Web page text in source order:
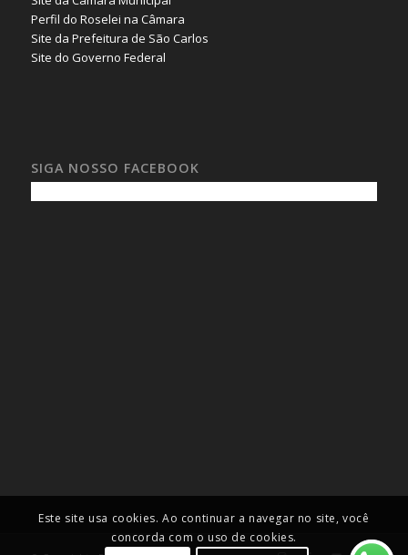
Perfil do Roselei na Câmara
Site da Prefeitura de São Carlos
Site do Governo Federal
SIGA NOSSO FACEBOOK
Este site usa cookies. Ao continuar a navegar no site, você
concorda com o uso de cookies.